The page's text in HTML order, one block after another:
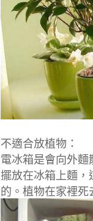
不適合放植物：
電冰箱是會向外麵
擺放在冰箱上麵，
的。植物在家裡死